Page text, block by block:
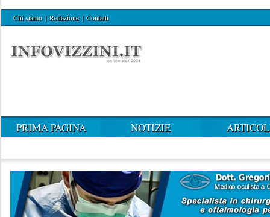
Chi siamo | Redazione | Contatti
PRIMA PAGINA NOTIZIE